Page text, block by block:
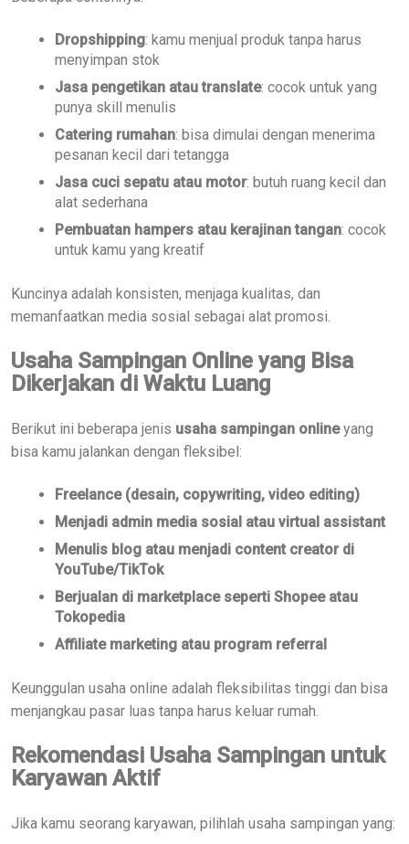
Dropshipping: kamu menjual produk tanpa harus
menyimpan stok
Jasa pengetikan atau translate: cocok untuk yang
punya skill menulis
Catering rumahan: bisa dimulai dengan menerima
pesanan kecil dari tetangga
Jasa cuci sepatu atau motor: butuh ruang kecil dan
alat sederhana
Pembuatan hampers atau kerajinan tangan: cocok
untuk kamu yang kreatif
Kuncinya adalah konsisten, menjaga kualitas, dan
memanfaatkan media sosial sebagai alat promosi.
Usaha Sampingan Online yang Bisa
Dikerjakan di Waktu Luang
Berikut ini beberapa jenis usaha sampingan onlineyang
bisa kamu jalankan dengan fleksibel:
Freelance (desain, copywriting, video editing)
Menjadi admin media sosial atau virtual assistant
Menulis blog atau menjadi content creator di
YouTube/TikTok
Berjualan di marketplace seperti Shopee atau
Tokopedia
Affiliate marketing atau program referral
Keunggulan usaha online adalah fleksibilitas tinggi dan bisa
menjangkau pasar luas tanpa harus keluar rumah.
Rekomendasi Usaha Sampingan untuk
Karyawan Aktif
Jika kamu seorang karyawan, pilihlah usaha sampingan yang: